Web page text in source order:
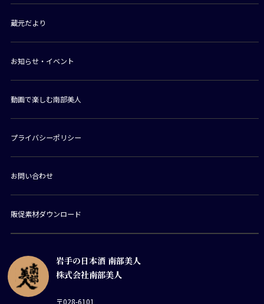
岩手の日本酒 南部美人
株式会社南部美人
〒028-6101
蔵元だより
お知らせ・イベント
動画で楽しむ南部美人
プライバシーポリシー
お問い合わせ
販促素材ダウンロード